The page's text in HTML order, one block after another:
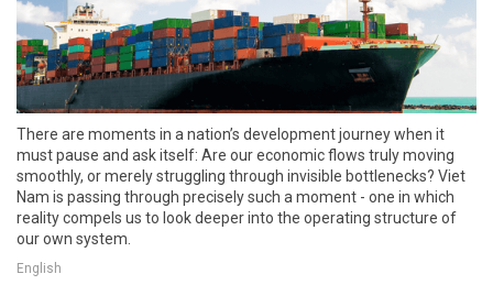
There are moments in a nation’s development journey when it
must pause and ask itself: Are our economic flows truly moving
smoothly, or merely struggling through invisible bottlenecks? Viet
Nam is passing through precisely such a moment - one in which
reality compels us to look deeper into the operating structure of
our own system.
English